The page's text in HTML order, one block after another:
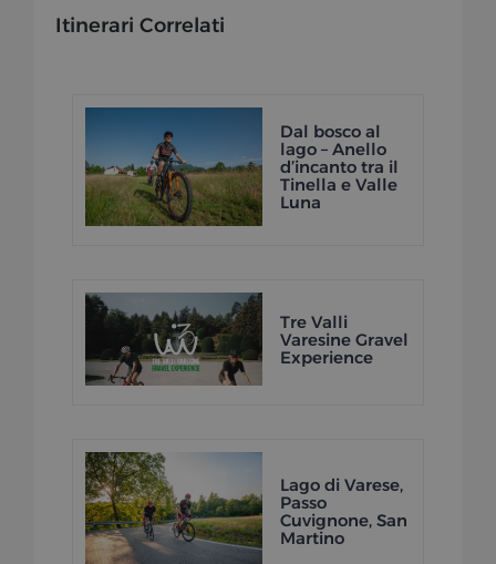
Itinerari Correlati
Dal bosco al
lago – Anello
d’incanto tra il
Tinella e Valle
Luna
Tre Valli
Varesine Gravel
Experience
Lago di Varese,
Passo
Cuvignone, San
Martino